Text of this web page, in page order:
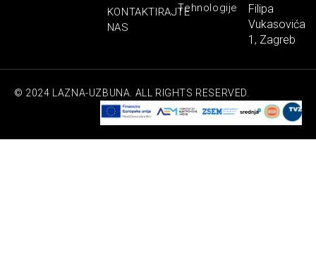
KONTAKTIRAJTE
NAS
Tehnologije
Filipa
Vukasovića
1, Zagreb
© 2024 LAZNA-UZBUNA. ALL RIGHTS RESERVED.